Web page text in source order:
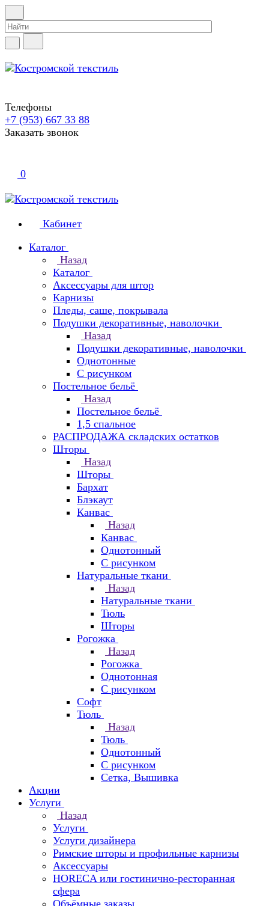
Телефоны
+7 (953) 667 33 88
Заказать звонок
0
Кабинет
Каталог
Назад
Каталог
Аксессуары для штор
Карнизы
Пледы, саше, покрывала
Подушки декоративные, наволочки
Назад
Подушки декоративные, наволочки
Однотонные
С рисунком
Постельное бельё
Назад
Постельное бельё
1,5 спальное
РАСПРОДАЖА складских остатков
Шторы
Назад
Шторы
Бархат
Блэкаут
Канвас
Назад
Канвас
Однотонный
С рисунком
Натуральные ткани
Назад
Натуральные ткани
Тюль
Шторы
Рогожка
Назад
Рогожка
Однотонная
С рисунком
Софт
Тюль
Назад
Тюль
Однотонный
С рисунком
Сетка, Вышивка
Акции
Услуги
Назад
Услуги
Услуги дизайнера
Римские шторы и профильные карнизы
Аксессуары
HORECA или гостинично-ресторанная
сфера
Объёмные заказы